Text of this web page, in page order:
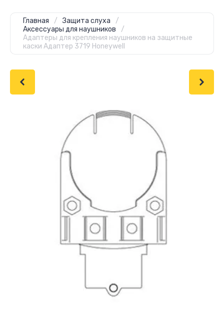
Главная / Защита слуха
/
Аксессуары для наушников
/
Адаптеры для крепления наушников на защитные
каски Адаптер 3719 Honeywell